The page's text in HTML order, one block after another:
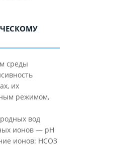
среды
их
режимом,
вод
ионов — рН
ионов: HCO3